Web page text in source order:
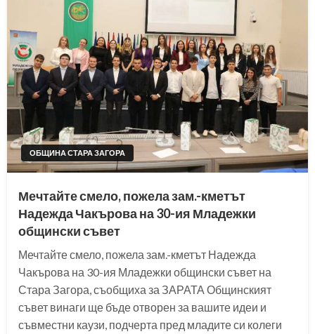
ОБЩИНА СТАРА ЗАГОРА
Мечтайте смело, пожела зам.-кметът
Надежда Чакърова на 30-ия Младежки
общински съвет
Мечтайте смело, пожела зам.-кметът Надежда
Чакърова на 30-ия Младежки общински съвет на
Стара Загора, съобщиха за ЗАРАТА Общинският
съвет винаги ще бъде отворен за вашите идеи и
съвместни каузи, подчерта пред младите си колеги